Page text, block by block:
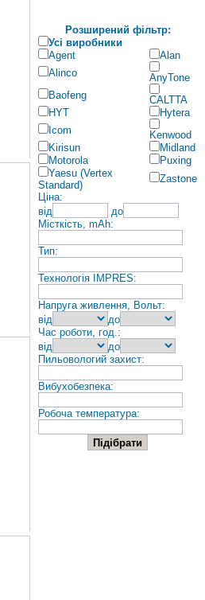
Розширений фільтр:
Усі виробники
Agent
Alan
Alinco
AnyTone
Baofeng
CALTTA
HYT
Hytera
Icom
Kenwood
Kirisun
Midland
Motorola
Puxing
Yaesu (Vertex
Standard)
Zastone
Ціна:
від
до
Місткість, mAh:
Тип:
Технологія IMPRES:
Напруга живлення, Вольт:
від
до
Час роботи, год.:
від
до
Пильовологий захист:
Вибухобезпека:
Робоча температура: